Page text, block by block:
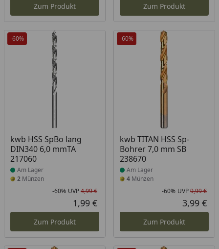
Zum Produkt Zum Produkt
-60%
kwb HSS SpBo lang
DIN340 6,0 mmTA
217060
Produkt am Lager
Am Lager
2 Münzen
Rabatt in Prozent
-60%
Ursprünglicher Preis
UVP4,99 €
Aktueller Preis
1,99 €
Zum Produkt
-60%
kwb TITAN HSS Sp-
Bohrer 7,0 mm SB
238670
Produkt am Lager
Am Lager
4Münzen
-60% UVP9,99 €
3,99 €
Zum Produkt